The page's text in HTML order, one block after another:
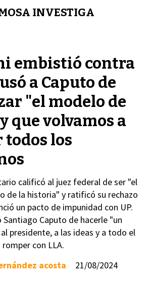
INVESTIGA
embistió contra
a Caputo de
"el modelo de
que volvamos a
todos los
calificó al juez federal de ser "el
de la historia" y ratificó su rechazo
un pacto de impunidad con UP.
Caputo de hacerle "un
presidente, a las ideas y a todo el
con LLA.
21/08/2024
acosta